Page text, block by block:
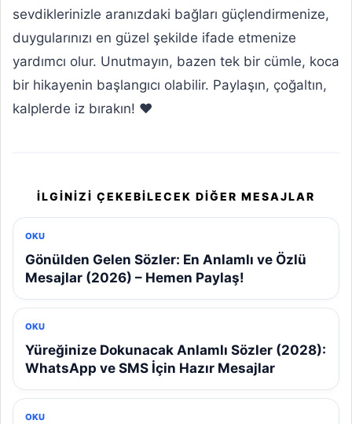
sevdiklerinizle aranızdaki bağları güçlendirmenize,
duygularınızı en güzel şekilde ifade etmenize
yardımcı olur. Unutmayın, bazen tek bir cümle, koca
bir hikayenin başlangıcı olabilir. Paylaşın, çoğaltın,
kalplerde iz bırakın! ❤️
İLGINIZI ÇEKEBILECEK DIĞER MESAJLAR
OKU
Gönülden Gelen Sözler: En Anlamlı ve Özlü
Mesajlar (2026) – Hemen Paylaş!
OKU
Yüreğinize Dokunacak Anlamlı Sözler (2028):
WhatsApp ve SMS İçin Hazır Mesajlar
OKU